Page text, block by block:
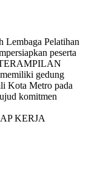
Lembaga Pelatihan
peserta
gedung
Kota Metro pada
komitmen
KERJA